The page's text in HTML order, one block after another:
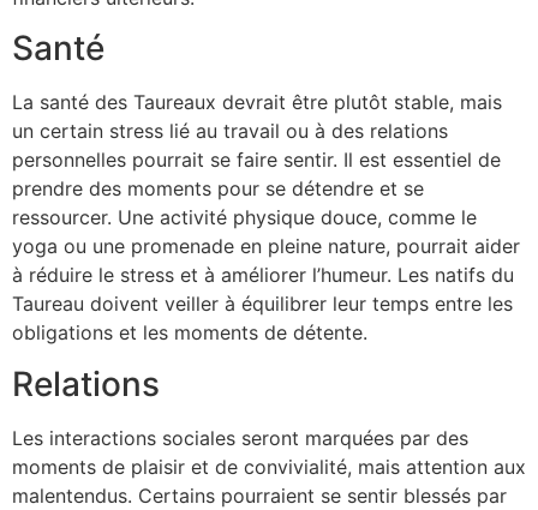
Santé
La santé des Taureaux devrait être plutôt stable, mais
un certain stress lié au travail ou à des relations
personnelles pourrait se faire sentir. Il est essentiel de
prendre des moments pour se détendre et se
ressourcer. Une activité physique douce, comme le
yoga ou une promenade en pleine nature, pourrait aider
à réduire le stress et à améliorer l’humeur. Les natifs du
Taureau doivent veiller à équilibrer leur temps entre les
obligations et les moments de détente.
Relations
Les interactions sociales seront marquées par des
moments de plaisir et de convivialité, mais attention aux
malentendus. Certains pourraient se sentir blessés par